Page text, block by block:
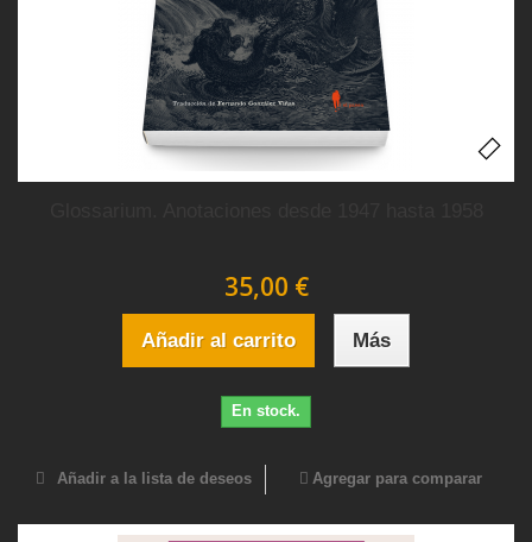
35,00 €
Añadir al carrito Más
En stock.
Añadir a la lista de deseos Agregar para comparar